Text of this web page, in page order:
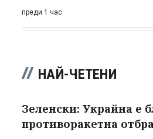
преди 1 час
НАЙ-ЧЕТЕНИ
Зеленски: Украйна е
противоракетна